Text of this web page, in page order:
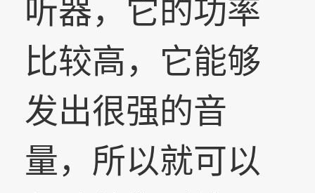
比较高，它能够
发出很强的音
量，所以就可以